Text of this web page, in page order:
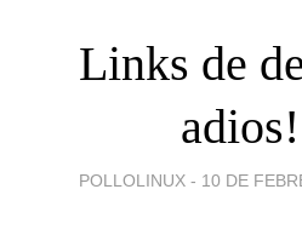
Links de
POLLOLINUX - 10 DE